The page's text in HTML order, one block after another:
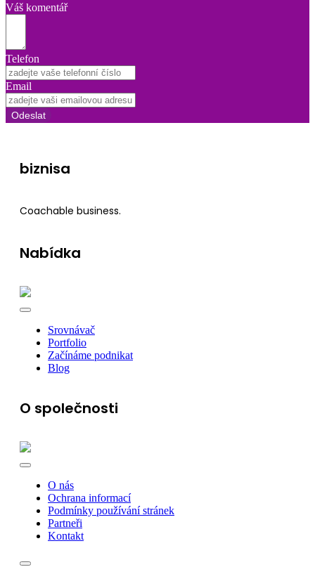
Váš komentář
Telefon
Email
Odeslat
biznisa
Coachable business.
Nabídka
Srovnávač
Portfolio
Začínáme podnikat
Blog
O společnosti
O nás
Ochrana informací
Podmínky používání stránek
Partneři
Kontakt